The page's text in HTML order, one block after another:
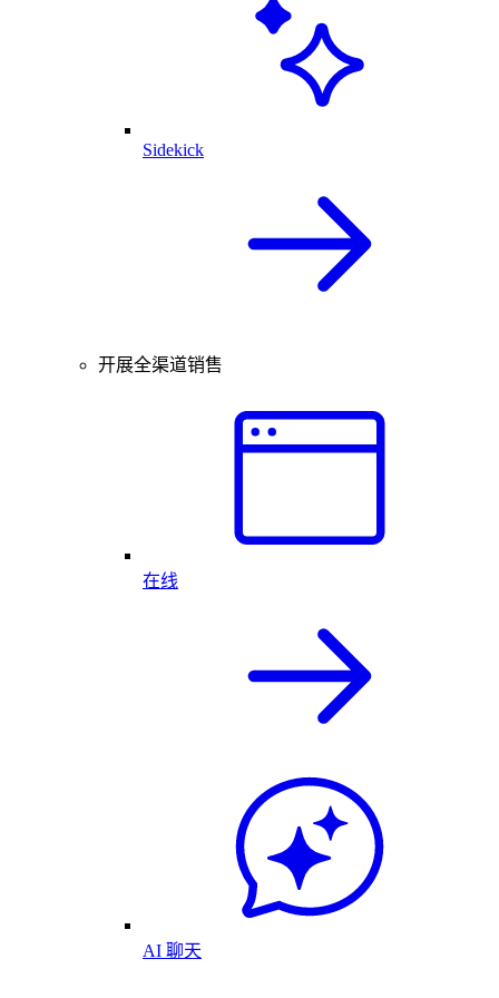
Sidekick
开展全渠道销售
在线
AI 聊天